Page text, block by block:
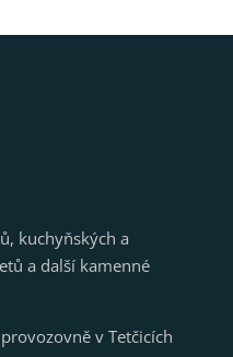
kuchyňských a
a další kamenné
v Tetčicích